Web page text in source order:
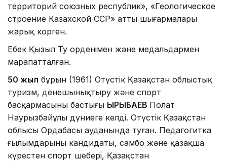
территорий союзных республик», «Геологическое
строение Казахской ССР» атты шығармалары
жарық корген.
Еңбек Қызыл Ту орденімен және медальдармен
марапатталған.
50 жыл бұрын (1961) Оңтүстік Қазақстан облыстық
туризм, денешынықтыру және спорт
басқармасының бастығы ҚЫРЫҚБАЕВ Полат
Наурызбайұлы дүниеге келді. Оңтүстік Қазақстан
облысы Ордабасы ауданында туған. Педагогитка
ғылымдарының кандидаты, самбо және қазақша
күрестен спорт шебері, Қазақстан